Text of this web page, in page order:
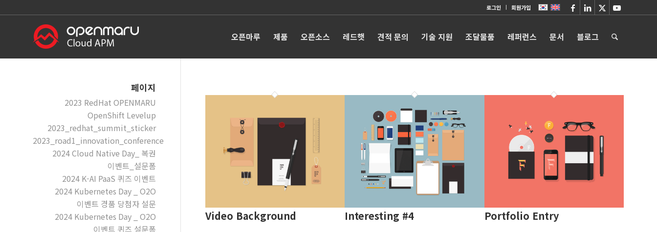
로그인 회원가입
오픈마루 제품 오픈소스 레드햇 견적 문의 기술 지원 조달물품 레퍼런스 문서 블로그
Video Background Interesting #4 Portfolio Entry
페이지
2023 RedHat OPENMARU
OpenShift Levelup
2023_redhat_summit_sticker
2023_road1_innovation_conference
2024 Cloud Native Day_ 복권
이벤트_설문폼
2024 K-AI PaaS 퀴즈 이벤트
2024 Kubernetes Day _ O2O
이벤트 경품 당첨자 설문
2024 Kubernetes Day _ O2O
이벤트 퀴즈 설문폼